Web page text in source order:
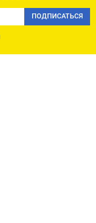
ПОДПИСАТЬСЯ